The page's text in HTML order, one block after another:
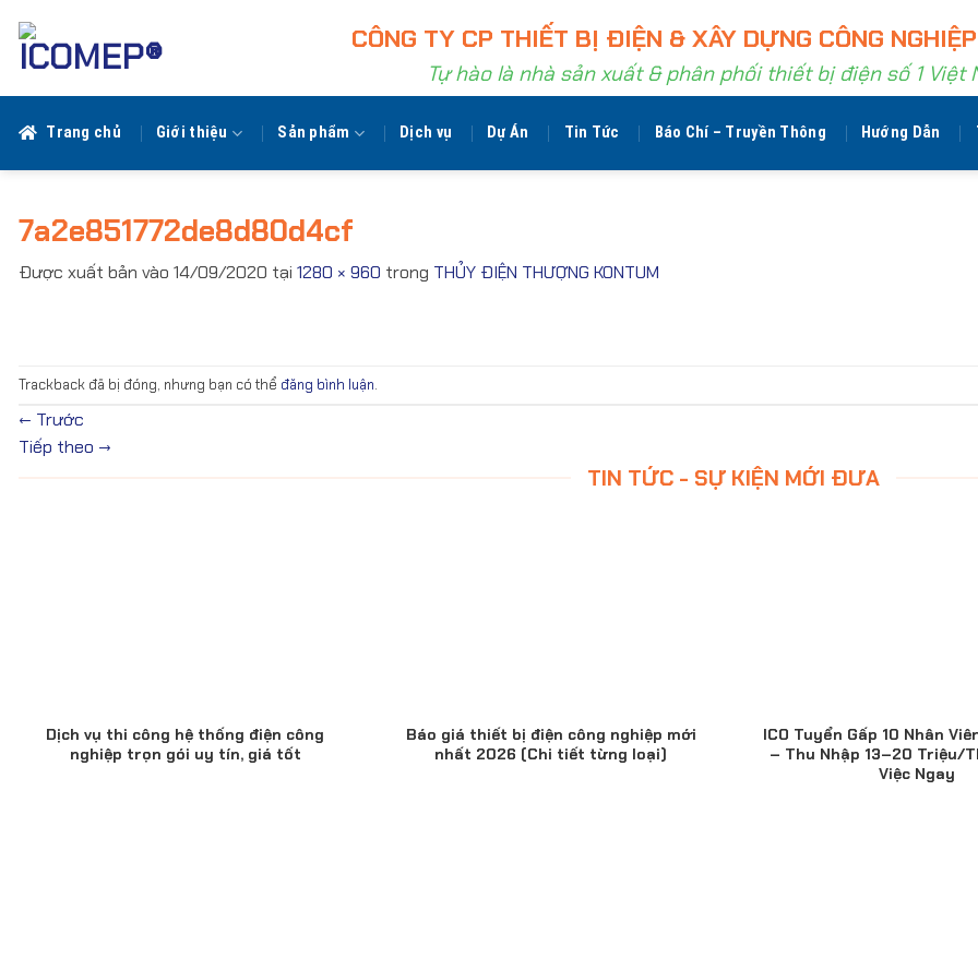
qua
dung
CÔNG TY CP THIẾT BỊ ĐIỆN & XÂY DỰNG CÔNG
Tự hào là nhà sản xuất & phân phối thiết bị điện số 1 Việt
Trang chủ Giới thiệu Sản phẩm Dịch vụ Dự Án Tin Tức Báo Chí – Truyền Thông Hướng Dẫn
7a2e851772de8d80d4cf
Được xuất bản vào 14/09/2020 tại 1280 × 960 trong THỦY ĐIỆN THƯỢNG KONTUM
Trackback đã bị đóng, nhưng bạn có thể đăng bình luận.
← Trước
Tiếp theo →
TIN TỨC - SỰ KIỆN MỚI ĐƯA
Dịch vụ thi công hệ thống điện công
nghiệp trọn gói uy tín, giá tốt
Báo giá thiết bị điện công nghiệp mới
nhất 2026 (Chi tiết từng loại)
ICO Tuyển Gấp 10 Nhân
– Thu Nhập 13–20 Triệu/
Việc Ngay